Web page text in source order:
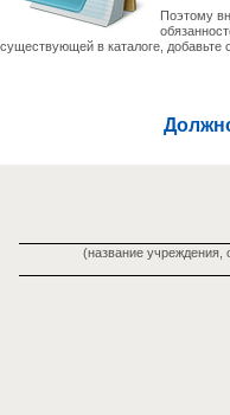
Поэтому
существующей в каталоге,
(название учреждения,